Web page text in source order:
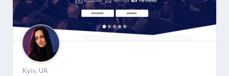
Kyiv, UA